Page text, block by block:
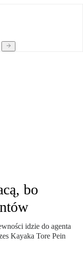
bo
idzie do agenta
Kayaka Tore Pein